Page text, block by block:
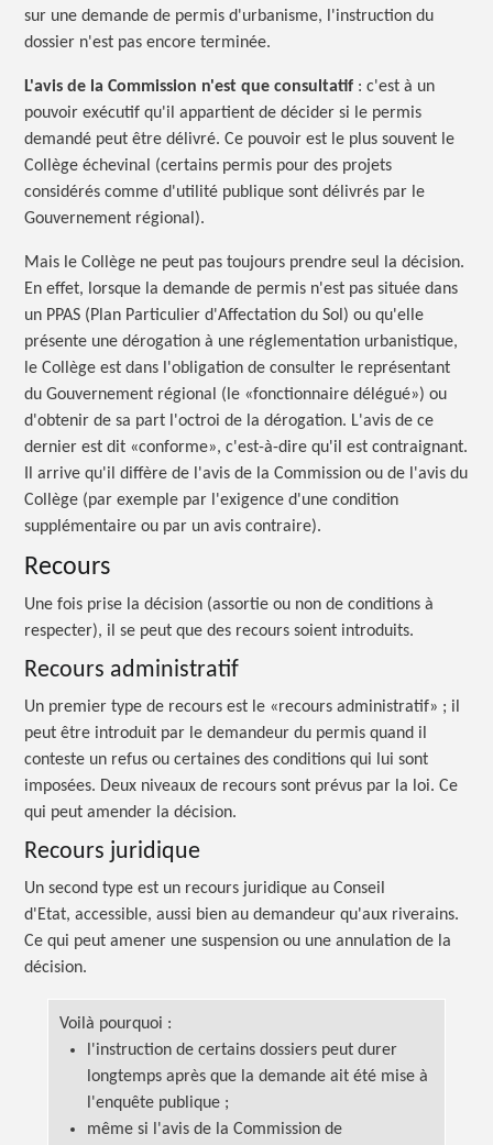
sur une demande de permis d'urbanisme, l'instruction du
dossier n'est pas encore terminée.
L'avis de la Commission n'est queconsultatif : c'est à un
pouvoir exécutif qu'il appartient de décider si le permis
demandé peut être délivré. Ce pouvoir est le plus souvent le
Collège échevinal (certains permis pour des projets
considérés comme d'utilité publique sont délivrés par le
Gouvernement régional).
Mais le Collège ne peut pas toujours prendre seul la décision.
En effet, lorsque la demande de permis n'est pas située dans
un PPAS (Plan Particulier d'Affectation du Sol) ou qu'elle
présente une dérogation à une réglementation urbanistique,
le Collège est dans l'obligation de consulter le représentant
du Gouvernement régional (le «fonctionnaire délégué») ou
d'obtenir de sa part l'octroi de la dérogation. L'avis de ce
dernier est dit «conforme», c'est-à-dire qu'il est contraignant.
Il arrive qu'il diffère de l'avis de la Commission ou de l'avis du
Collège (par exemple par l'exigence d'une condition
supplémentaire ou par un avis contraire).
Recours
Une fois prise la décision (assortie ou non de conditions à
respecter), il se peut que des recours soient introduits.
Recours administratif
Un premier type de recours est le «recoursadministratif» ; il
peut être introduit par le demandeur du permis quand il
conteste un refus ou certaines des conditions qui lui sont
imposées. Deux niveaux de recours sont prévus par la loi. Ce
qui peut amender la décision.
Recours juridique
Un second type est un recours juridique au Conseil
d'Etat, accessible, aussi bien au demandeur qu'aux riverains.
Ce qui peut amener une suspension ou une annulation de la
décision.
Voilà pourquoi :
l'instruction de certains dossiers peut durer
longtemps après que la demande ait été mise à
l'enquête publique ;
même si l'avis de la Commission de